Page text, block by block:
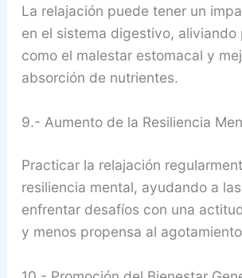
La relajación puede tener un
en el sistema digestivo, aliviando
como el malestar estomacal y
absorción de nutrientes.
9.- Aumento de la Resiliencia
Practicar la relajación
resiliencia mental, ayudando a
enfrentar desafíos con una
y menos propensa al